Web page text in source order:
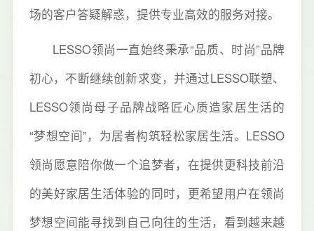
场的客户答疑解惑，提供专业高效的服务对接。
LESSO领尚一直始终秉承“品质、时尚”品牌
初心，不断继续创新求变，并通过LESSO联塑、
LESSO领尚母子品牌战略匠心质造家居生活的
“梦想空间”，为居者构筑轻松家居生活。LESSO
领尚愿意陪你做一个追梦者，在提供更科技前沿
的美好家居生活体验的同时，更希望用户在领尚
梦想空间能寻找到自己向往的生活，看到越来越